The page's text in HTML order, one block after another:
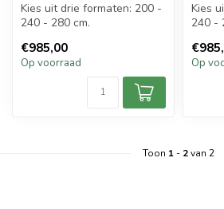
Kies uit drie formaten: 200 -
240 - 280 cm.
€985,00
Op voorraad
Kies
240 -
Op
Toon 1- 2van 2